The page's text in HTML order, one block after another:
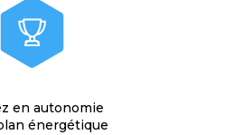
en autonomie
énergétique